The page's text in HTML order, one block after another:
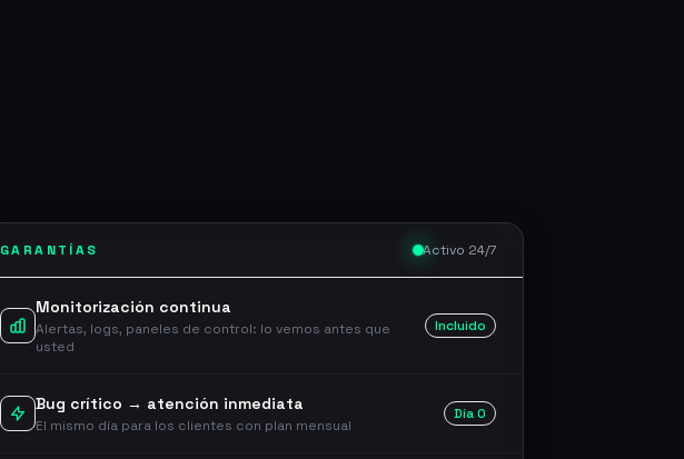
GARANTÍAS Activo 24/7
Monitorización continua
Alertas, logs, paneles de control: lo vemos antes que
usted
Incluido
Bug crítico → atención inmediata
El mismo día para los clientes con plan mensual
Día 0